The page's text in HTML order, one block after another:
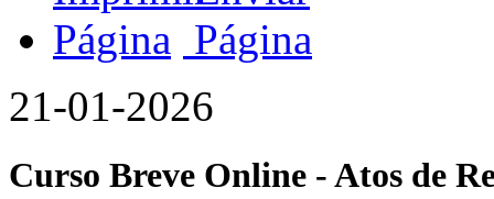
21-01-2026
Curso Breve Online - Atos de